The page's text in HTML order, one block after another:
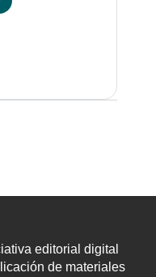
editorial digital
de materiales